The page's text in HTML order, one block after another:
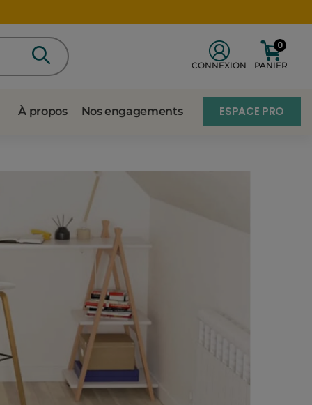
CONNEXION PANIER
0
À propos Nos engagements ESPACE PRO